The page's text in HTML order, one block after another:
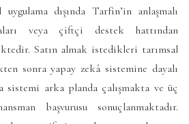
dışında Tarfin’in anlaşmalı
veya çiftçi destek hattından
Satın almak istedikleri tarımsal
sonra yapay zekâ sistemine dayalı
arka planda çalışmakta ve üç
başvurusu sonuçlanmaktadır.